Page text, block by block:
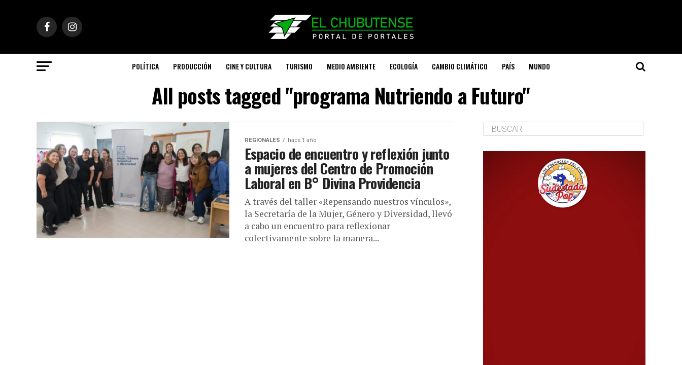
POLÍTICA PRODUCCIÓN CINE Y CULTURA TURISMO MEDIO AMBIENTE ECOLOGÍA CAMBIO CLIMÁTICO PAÍS MUNDO
All posts tagged "programa Nutriendo a Futuro"
REGIONALES hace 1 año
Espacio de encuentro y reflexión junto
a mujeres del Centro de Promoción
Laboral en B° Divina Providencia
A través del taller «Repensando nuestros vínculos»,
la Secretaría de la Mujer, Género y Diversidad, llevó
a cabo un encuentro para reflexionar
colectivamente sobre la manera...